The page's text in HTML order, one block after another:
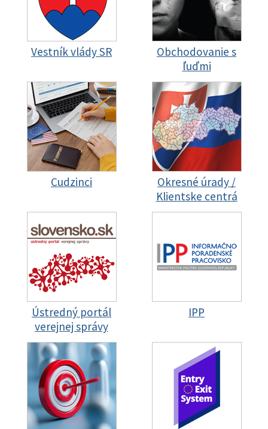
Vestník vlády SR
Obchodovanie s
ľuďmi
Cudzinci
Okresné úrady /
Klientske centrá
Ústredný portál
verejnej správy
IPP